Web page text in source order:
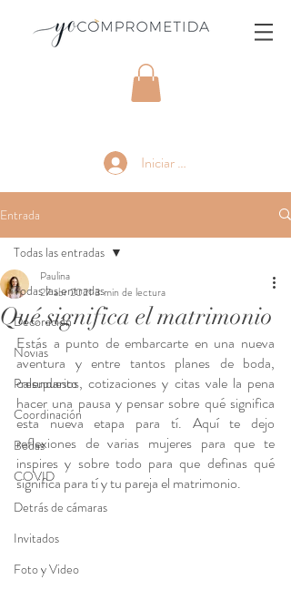
Iniciar sesión
Entrada
Todas las entradas
Decoración
Novias
Presupuesto
Coordinación
Bodas
COVID
Detrás de cámaras
Invitados
Foto y Video
Todas las entradas
Qué significa el matrimonio
Paulina
27 abr 20213 min de lectura
Estás a punto de embarcarte en una nueva
aventura y entre tantos planes de boda,
calendarios, cotizaciones y citas vale la pena
hacer una pausa y pensar sobre qué significa
esta nueva etapa para tí. Aquí te dejo
reflexiones de varias mujeres para que te
inspires y sobre todo para que definas qué
significa para tí y tu pareja el matrimonio.